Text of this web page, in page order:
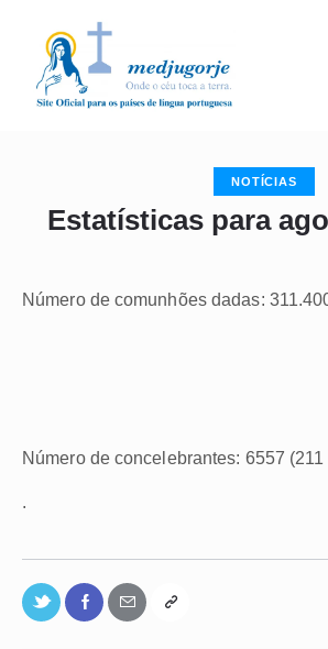
NOTÍCIAS
Estatísticas para
Número de comunhões dadas:
Número de concelebrantes: 6557
.